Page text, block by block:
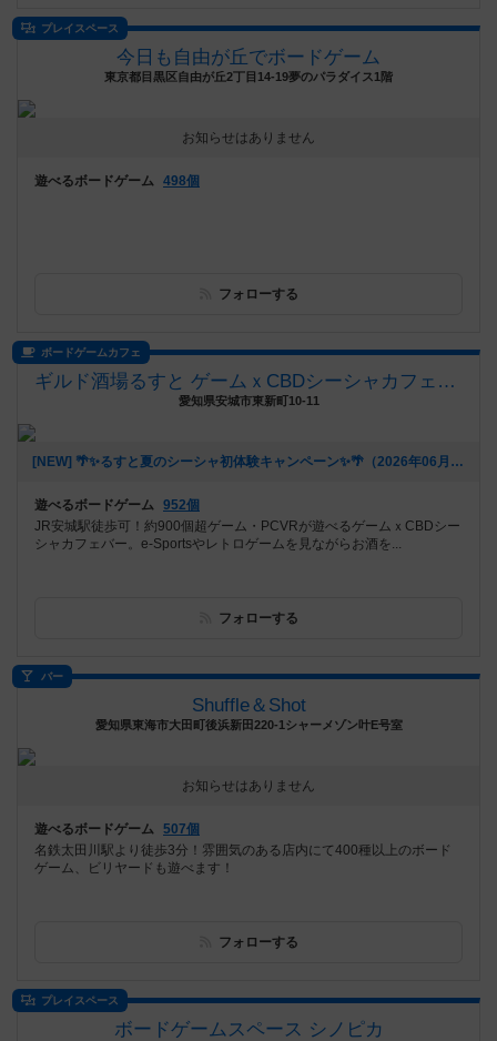
プレイスペース
今日も自由が丘でボードゲーム
東京都目黒区自由が丘2丁目14-19夢のパラダイス1階
お知らせはありません
遊べるボードゲーム 498個
フォローする
ボードゲームカフェ
ギルド酒場るすと ゲームｘCBDシーシャカフェバー
愛知県安城市東新町10-11
[NEW] 🌴✨るすと夏のシーシャ初体験キャンペーン✨🌴（2026年06月03日 02時03分）
遊べるボードゲーム 952個
JR安城駅徒歩可！約900個超ゲーム・PCVRが遊べるゲームｘCBDシー
シャカフェバー。e-Sportsやレトロゲームを見ながらお酒を...
フォローする
バー
Shuffle＆Shot
愛知県東海市大田町後浜新田220-1シャーメゾン叶E号室
お知らせはありません
遊べるボードゲーム 507個
名鉄太田川駅より徒歩3分！雰囲気のある店内にて400種以上のボード
ゲーム、ビリヤードも遊べます！
フォローする
プレイスペース
ボードゲームスペース シノピカ